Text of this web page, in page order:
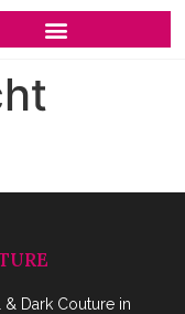
& Dark Couture in